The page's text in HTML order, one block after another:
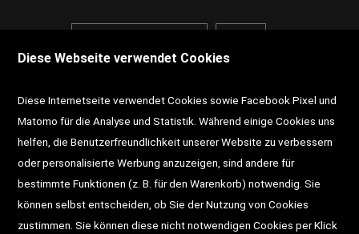
Newsletter Schultaschen
Veranstaltungen
Diese Webseite verwendet Cookies
Diese Internetseite verwendet Cookies sowie Facebook Pixel und
Matomo für die Analyse und Statistik. Während einige Cookies uns
helfen, die Benutzerfreundlichkeit unserer Website zu verbessern
oder personalisierte Werbung anzuzeigen, sind andere für
bestimmte Funktionen (z. B. für den Warenkorb) notwendig. Sie
können selbst entscheiden, ob Sie der Nutzung von Cookies
zustimmen. Sie können diese nicht notwendigen Cookies per Klick